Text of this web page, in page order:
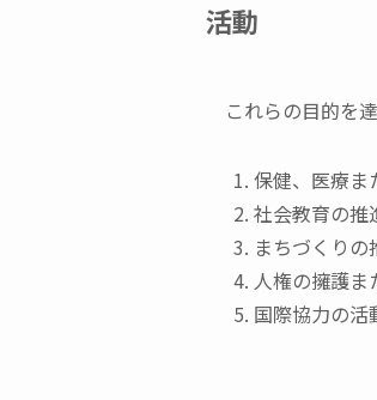
活動
これらの目的を
保健、医療ま
社会教育の推
まちづくり
人権の擁護ま
国際協力の活